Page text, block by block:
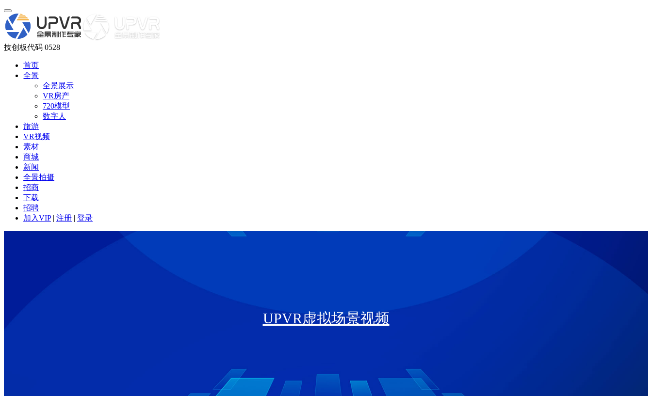
技创板代码 0528
首页
全景
全景展示
VR房产
720模型
数字人
旅游
VR视频
素材
商城
新闻
全景拍摄
招商
下载
招聘
加入VIP | 注册 | 登录
UPVR虚拟场景视频